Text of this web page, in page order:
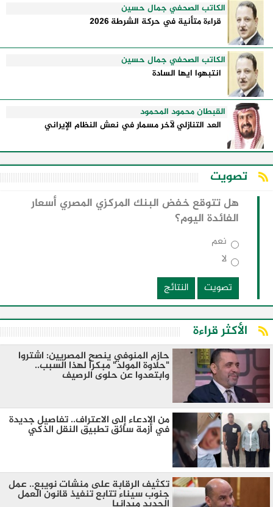
الكاتب الصحفي جمال حسين
قراءة متأنية في حركة الشرطة 2026
الكاتب الصحفي جمال حسين
انتبهوا ايها السادة
القبطان محمود المحمود
العد التنازلي لآخر مسمار في نعش النظام الإيراني
تصويت
هل تتوقع خفض البنك المركزي المصري أسعار
الفائدة اليوم؟
نعم
لا
تصويت
النتائج
الأكثر قراءة
​حازم المنوفي ينصح المصريين: اشتروا
"حلاوة المولد" مبكراً لهذا السبب..
وابتعدوا عن حلوى الرصيف
من الادعاء إلى الاعتراف.. تفاصيل جديدة
في أزمة سائق تطبيق النقل الذكي
تكثيف الرقابة على منشات نويبع.. عمل
جنوب سيناء تتابع تنفيذ قانون العمل